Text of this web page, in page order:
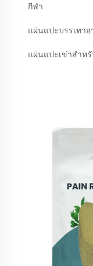
กีฬา
แผ่นแปะบรรเทา
แผ่นแปะเข่าสำห